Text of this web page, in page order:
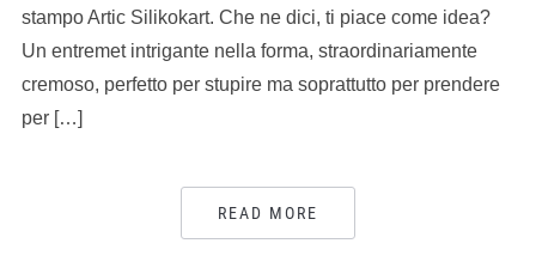
stampo Artic Silikokart. Che ne dici, ti piace come idea?
Un entremet intrigante nella forma, straordinariamente
cremoso, perfetto per stupire ma soprattutto per prendere
per […]
READ MORE